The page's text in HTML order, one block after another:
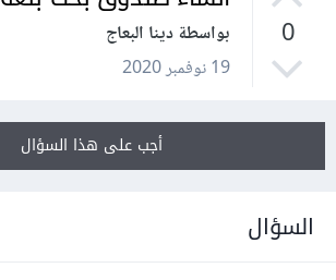
0
بواسطة دينا البعاج
19 نوفمبر 2020
أجب على هذا السؤال
السؤال